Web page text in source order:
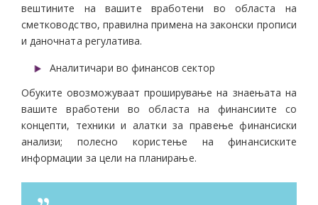
вештините на вашите вработени во областа на
сметководство, правилна примена на законски прописи
и даночната регулатива.
Аналитичари во финансов сектор
Обуките овозможуваат проширување на знаењата на
вашите вработени во областа на финансиите со
концепти, техники и алатки за правење финансиски
анализи; полесно користење на финансиските
информации за цели на планирање.